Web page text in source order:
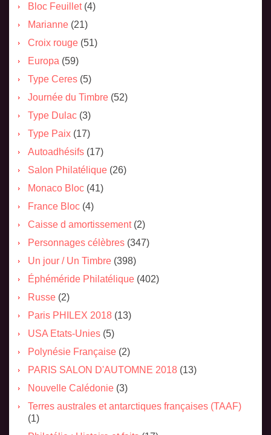
Bloc Feuillet(4)
Marianne (21)
Croix rouge (51)
Europa (59)
Type Ceres (5)
Journée du Timbre (52)
Type Dulac (3)
Type Paix (17)
Autoadhésifs (17)
Salon Philatélique (26)
Monaco Bloc (41)
France Bloc (4)
Caisse d amortissement(2)
Personnages célèbres (347)
Un jour / Un Timbre (398)
Éphéméride Philatélique (402)
Russe (2)
Paris PHILEX 2018 (13)
USA Etats-Unies (5)
Polynésie Française (2)
PARIS SALON D'AUTOMNE 2018 (13)
Nouvelle Calédonie (3)
Terres australes et antarctiques françaises (TAAF)
(1)